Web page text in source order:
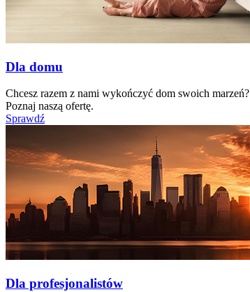
Dla domu
Chcesz razem z nami wykończyć dom swoich marzeń?
Poznaj naszą ofertę.
Sprawdź
Dla profesjonalistów